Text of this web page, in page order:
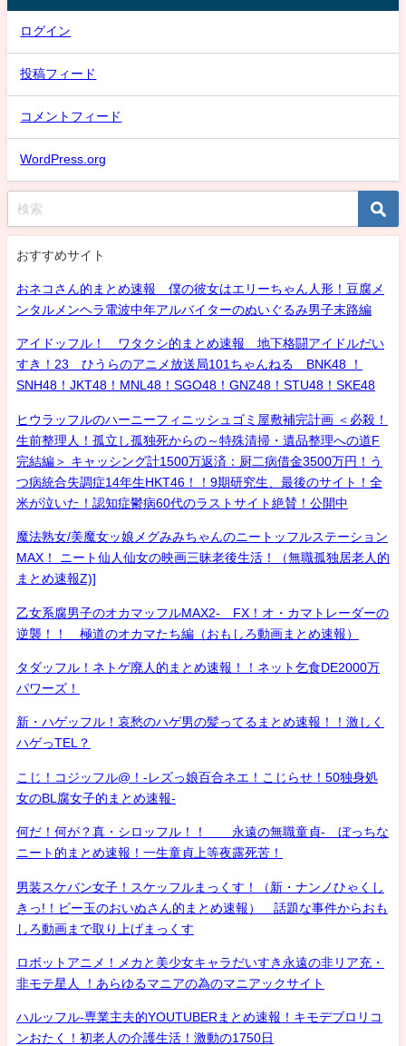
ログイン
投稿フィード
コメントフィード
WordPress.org
おすすめサイト
おネコさん的まとめ速報 僕の彼女はエリーちゃん人形！豆腐メ
ンタルメンヘラ電波中年アルバイターのぬいぐるみ男子末路編
アイドッフル！ ワタクシ的まとめ速報 地下格闘アイドルだい
すき！23 ひうらのアニメ放送局101ちゃんねる BNK48 ！
SNH48！JKT48！MNL48！SGO48！GNZ48！STU48！SKE48
ヒウラッフルのハーニーフィニッシュゴミ屋敷補完計画 ＜必殺！
生前整理人！孤立し孤独死からの～特殊清掃・遺品整理への道F
完結編＞ キャッシング計1500万返済：厨二病借金3500万円！う
つ病統合失調症14年生HKT46！！9期研究生、最後のサイト！全
米が泣いた！認知症鬱病60代のラストサイト絶賛！公開中
魔法熟女/美魔女ッ娘メグみみちゃんのニートッフルステーション
MAX！ ニート仙人仙女の映画三昧老後生活！（無職孤独居老人的
まとめ速報Z)]
乙女系腐男子のオカマッフルMAX2- FX！オ・カマトレーダーの
逆襲！！ 極道のオカマたち編（おもしろ動画まとめ速報）
タダッフル！ネトゲ廃人的まとめ速報！！ネット乞食DE2000万
パワーズ！
新・ハゲッフル！哀愁のハゲ男の髪ってるまとめ速報！！激しく
ハゲっTEL？
こじ！コジッフル@！-レズっ娘百合ネエ！こじらせ！50独身処
女のBL腐女子的まとめ速報-
何だ！何が？真・シロッフル！！ 永遠の無職童貞- ぼっちな
ニート的まとめ速報！一生童貞上等夜露死苦！
男装スケバン女子！スケッフルまっくす！（新・ナンノひゃくし
きっ!！ビー玉のおいぬさん的まとめ速報） 話題な事件からおも
しろ動画まで取り上げまっくす
ロボットアニメ！メカと美少女キャラだいすき永遠の非リア充・
非モテ星人 ！あらゆるマニアの為のマニアックサイト
ハルッフル-専業主夫的YOUTUBERまとめ速報！キモデブロリコ
ンおたく！初老人の介護生活！激動の1750日